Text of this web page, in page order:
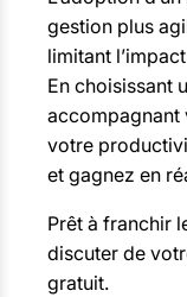
gestion plus
limitant
En choisissant
accompagnant
votre
et gagnez en
Prêt à franchir
discuter de
gratuit.